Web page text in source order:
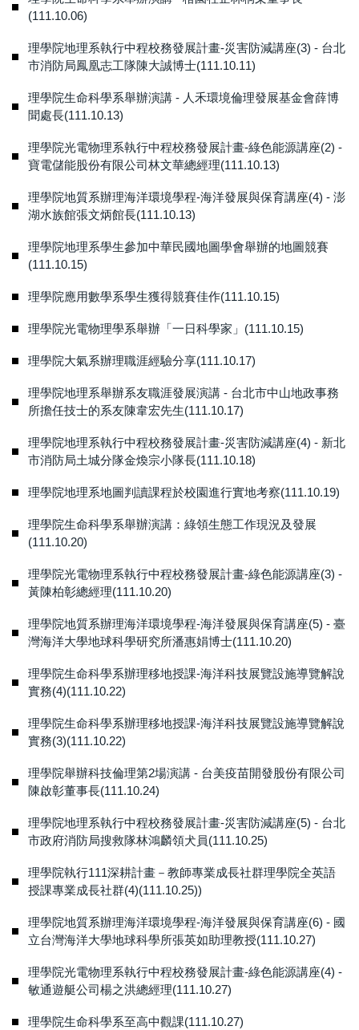
(111.10.06)
理學院地理系執行中程校務發展計畫-災害防減講座(3) - 台北
市消防局鳳凰志工隊陳大誠博士(111.10.11)
理學院生命科學系舉辦演講 - 人禾環境倫理發展基金會薛博
聞處長(111.10.13)
理學院光電物理系執行中程校務發展計畫-綠色能源講座(2) -
寶電儲能股份有限公司林文華總經理(111.10.13)
理學院地質系辦理海洋環境學程-海洋發展與保育講座(4) - 澎
湖水族館張文炳館長(111.10.13)
理學院地理系學生參加中華民國地圖學會舉辦的地圖競賽
(111.10.15)
理學院應用數學系學生獲得競賽佳作(111.10.15)
理學院光電物理學系舉辦「一日科學家」(111.10.15)
理學院大氣系辦理職涯經驗分享(111.10.17)
理學院地理系舉辦系友職涯發展演講 - 台北市中山地政事務
所擔任技士的系友陳韋宏先生(111.10.17)
理學院地理系執行中程校務發展計畫-災害防減講座(4) - 新北
市消防局土城分隊金煥宗小隊長(111.10.18)
理學院地理系地圖判讀課程於校園進行實地考察(111.10.19)
理學院生命科學系舉辦演講：綠領生態工作現況及發展
(111.10.20)
理學院光電物理系執行中程校務發展計畫-綠色能源講座(3) -
黃陳柏彰總經理(111.10.20)
理學院地質系辦理海洋環境學程-海洋發展與保育講座(5) - 臺
灣海洋大學地球科學研究所潘惠娟博士(111.10.20)
理學院生命科學系辦理移地授課-海洋科技展覽設施導覽解說
實務(4)(111.10.22)
理學院生命科學系辦理移地授課-海洋科技展覽設施導覽解說
實務(3)(111.10.22)
理學院舉辦科技倫理第2場演講 - 台美疫苗開發股份有限公司
陳啟彰董事長(111.10.24)
理學院地理系執行中程校務發展計畫-災害防減講座(5) - 台北
市政府消防局搜救隊林鴻麟領犬員(111.10.25)
理學院執行111深耕計畫－教師專業成長社群理學院全英語
授課專業成長社群(4)(111.10.25))
理學院地質系辦理海洋環境學程-海洋發展與保育講座(6) - 國
立台灣海洋大學地球科學所張英如助理教授(111.10.27)
理學院光電物理系執行中程校務發展計畫-綠色能源講座(4) -
敏通遊艇公司楊之洪總經理(111.10.27)
理學院生命科學系至高中觀課(111.10.27)